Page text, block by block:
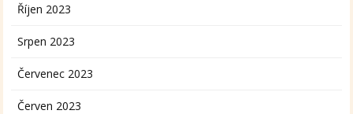
Říjen 2023
Srpen 2023
Červenec 2023
Červen 2023